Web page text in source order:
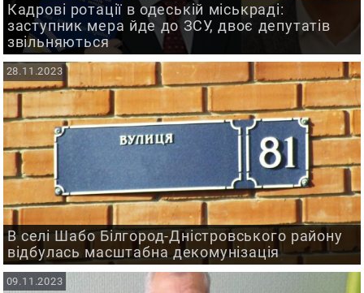
Кадрові ротації в одеській міськраді:
заступник мера йде до ЗСУ, двоє депутатів
звільняються
В селі Шабо Білгород-Дністровського району
відбулась масштабна декомунізація
28.11.2023
09.11.2023